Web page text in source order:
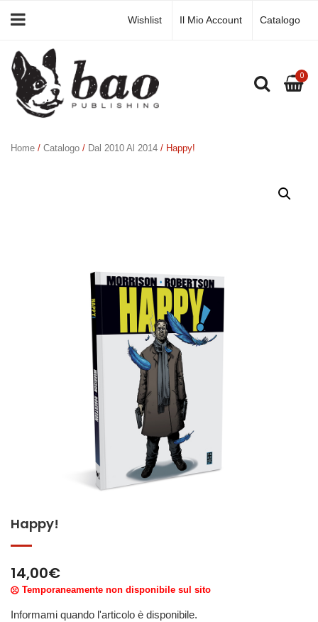
Wishlist Il Mio Account Catalogo
0
Home / Catalogo / Dal 2010 Al 2014 / Happy!
Happy!
14,00€
Temporaneamente non disponibile sul sito
Informami quando l'articolo è disponibile.